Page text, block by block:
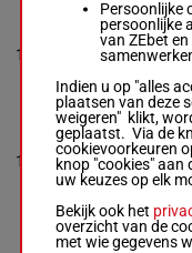
11
MARIACHI CRUSH
Jesus Lopez
Fausto Gutierrez
Box: 9 -
53.5 kg
12
REVERE NOTE
Carlos Villasana-
Christopher Davis
Box: 11 -R/4 -53.5 kg
TASTERFOR THE KING
Persoonlijke
persoonlijke
van ZEbet
Indien u op "alles
plaatsen van deze
weigeren" klikt,
geplaatst. Via de
cookievoorkeuren
knop "cookies" aan
uw keuzes op elk
Bekijk ook het
overzicht van de
met wie gegevens